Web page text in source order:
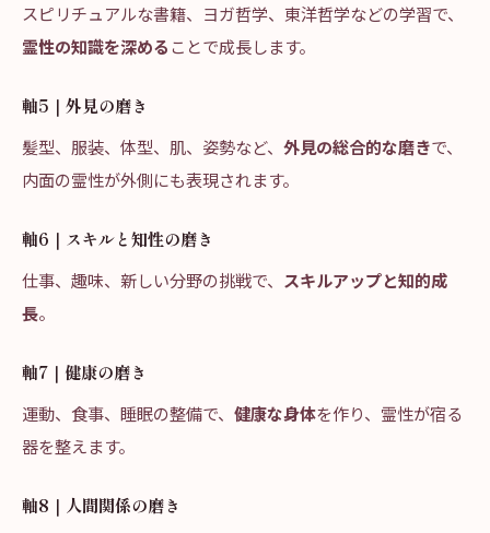
スピリチュアルな書籍、ヨガ哲学、東洋哲学などの学習で、
霊性の知識を深めることで成長します。
軸5｜外見の磨き
髪型、服装、体型、肌、姿勢など、 外見の総合的な磨きで、
内面の霊性が外側にも表現されます。
軸6｜スキルと知性の磨き
仕事、趣味、新しい分野の挑戦で、 スキルアップと知的成
長。
軸7｜健康の磨き
運動、食事、睡眠の整備で、 健康な身体を作り、霊性が宿る
器を整えます。
軸8｜人間関係の磨き